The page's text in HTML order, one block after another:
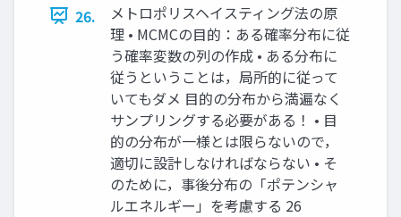
26.
メトロポリスヘイスティング法の原
理 • MCMCの目的：ある確率分布に従
う確率変数の列の作成 • ある分布に
従うということは，局所的に従って
いてもダメ 目的の分布から満遍なく
サンプリングする必要がある！ • 目
的の分布が一様とは限らないので，
適切に設計しなければならない • そ
のために，事後分布の「ポテンシャ
ルエネルギー」を考慮する 26